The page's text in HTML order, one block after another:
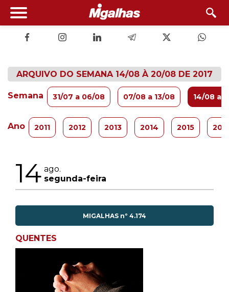
ARQUIVO DO SEMANA 14/08 À 20/08 DE 2017
Semana 31/07 a 06/08 07/08 a 13/08 14/08 a
Ano 2011 2012 2013 2014 2015
14 ago.
segunda-feira
MIGALHAS nº 4.174
QUENTES